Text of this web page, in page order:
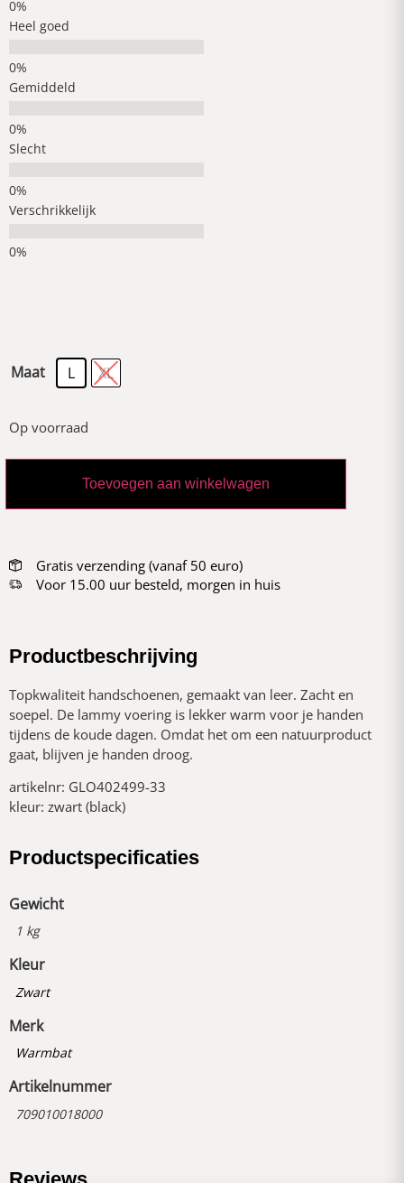
Heel goed
Gemiddeld
Slecht
Verschrikkelijk
Maat L XL
Op voorraad
Toevoegen aan winkelwagen
Gratis verzending (vanaf 50 euro)
Voor 15.00 uur besteld, morgen in huis
Productbeschrijving
Topkwaliteit handschoenen, gemaakt van leer. Zacht en
soepel. De lammy voering is lekker warm voor je handen
tijdens de koude dagen. Omdat het om een natuurproduct
gaat, blijven je handen droog.
artikelnr: GLO402499-33
kleur: zwart (black)
Productspecificaties
Gewicht
1 kg
Kleur
Zwart
Merk
Warmbat
Artikelnummer
709010018000